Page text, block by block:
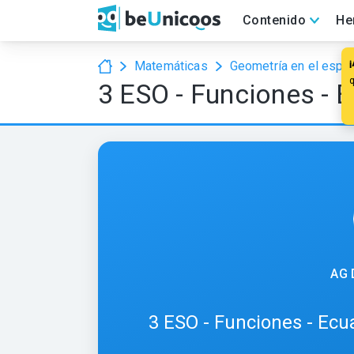
Contenido
Matemáticas Geometría en el
3 ESO - Funciones -
AG
3 ESO - Funciones -